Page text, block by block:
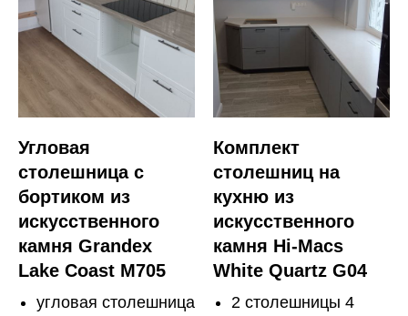
Угловая
столешница с
бортиком из
искусственного
камня Grandex
Lake Coast M705
угловая столешница
Комплект
столешниц на
кухню из
искусственного
камня Hi-Macs
White Quartz G04
2 столешницы 4